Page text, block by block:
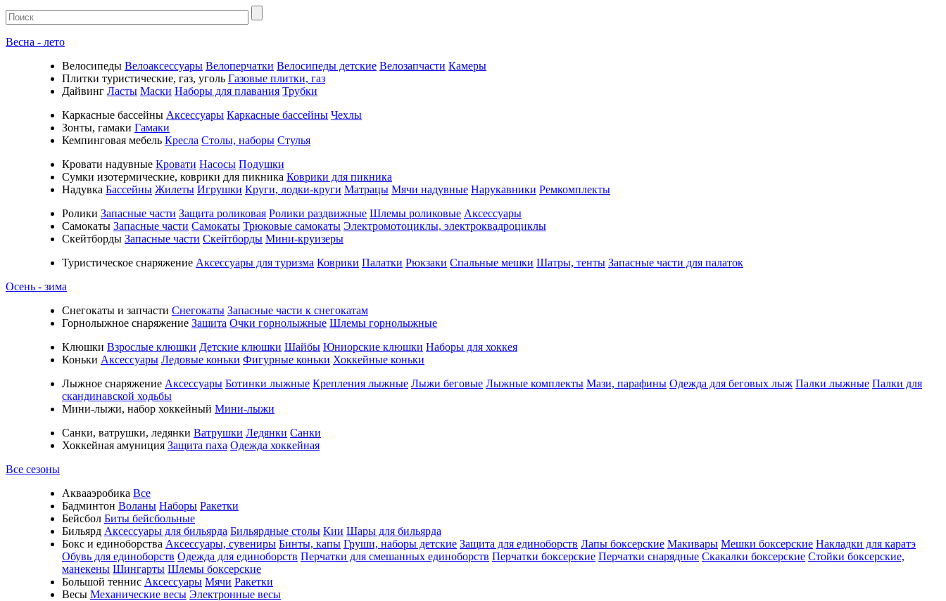
Весна - лето
Велосипеды Велоаксессуары Велоперчатки Велосипеды детские Велозапчасти Камеры
Плитки туристические, газ, уголь Газовые плитки, газ
Дайвинг Ласты Маски Наборы для плавания Трубки
Каркасные бассейны Аксессуары Каркасные бассейны Чехлы
Зонты, гамаки Гамаки
Кемпинговая мебель Кресла Столы, наборы Стулья
Кровати надувные Кровати Насосы Подушки
Cумки изотермические, коврики для пикника Коврики для пикника
Надувка Бассейны Жилеты Игрушки Круги, лодки-круги Матрацы Мячи надувные Нарукавники Ремкомплекты
Ролики Запасные части Защита роликовая Ролики раздвижные Шлемы роликовые Аксессуары
Самокаты Запасные части Самокаты Трюковые самокаты Электромотоциклы, электроквадроциклы
Скейтборды Запасные части Скейтборды Мини-круизеры
Туристическое снаряжение Аксессуары для туризма Коврики Палатки Рюкзаки Спальные мешки Шатры, тенты Запасные части для палаток
Осень - зима
Cнегокаты и запчасти Снегокаты Запасные части к снегокатам
Горнолыжное снаряжение Защита Очки горнолыжные Шлемы горнолыжные
Клюшки Взрослые клюшки Детские клюшки Шайбы Юниорские клюшки Наборы для хоккея
Коньки Аксессуары Ледовые коньки Фигурные коньки Хоккейные коньки
Лыжное снаряжение Аксессуары Ботинки лыжные Крепления лыжные Лыжи беговые Лыжные комплекты Мази, парафины Одежда для беговых лыж Палки лыжные Палки для
скандинавской ходьбы
Мини-лыжи, набор хоккейный Мини-лыжи
Санки, ватрушки, ледянки Ватрушки Ледянки Санки
Хоккейная амуниция Защита паха Одежда хоккейная
Все сезоны
Аквааэробика Все
Бадминтон Воланы Наборы Ракетки
Бейсбол Биты бейсбольные
Бильярд Аксессуары для бильярда Бильярдные столы Кии Шары для бильярда
Бокс и единоборства Аксессуары, сувениры Бинты, капы Груши, наборы детские Защита для единоборств Лапы боксерские Макивары Мешки боксерские Накладки для каратэ
Обувь для единоборств Одежда для единоборств Перчатки для смешанных единоборств Перчатки боксерские Перчатки снарядные Скакалки боксерские Стойки боксерские,
манекены Шингарты Шлемы боксерские
Большой теннис Аксессуары Мячи Ракетки
Весы Механические весы Электронные весы